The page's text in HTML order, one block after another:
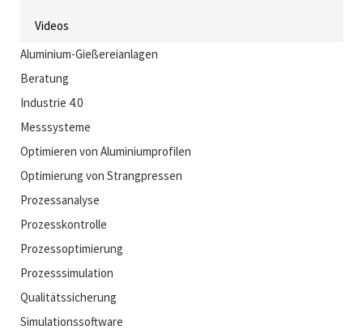
Videos
Aluminium-Gießereianlagen
Beratung
Industrie 4.0
Messsysteme
Optimieren von Aluminiumprofilen
Optimierung von Strangpressen
Prozessanalyse
Prozesskontrolle
Prozessoptimierung
Prozesssimulation
Qualitätssicherung
Simulationssoftware